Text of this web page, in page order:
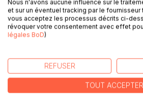
DESCRIPTION
Ben se rend sur les bords de l'Amstel
arrive décidé à profiter pleinement
batave, la tranquillité des canaux, la
Nous n'avons aucune influence sur le
et sur un éventuel tracking par le
vous acceptez les processus décrits ci-
révoquer votre consentement avec effet
légales BoD)
REFUSER
TOUT ACCEPTER